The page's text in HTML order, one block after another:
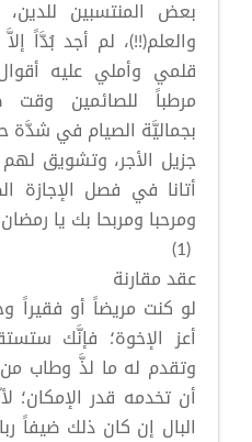
بعض المنتسبين
والعلم(!!)، لم أجد بُدَّاً
قلمي وأملي عليه
مرطباً للصائمين
بجماليَّة الصيام في شدَّة
جزيل الأجر، وتشويق
أتانا في فصل الإجازة
ومرحبا ومربحا بك يا
(1)
عقد مقارنة
لو كنت مريضاً أو
أعز الإخوة؛ فإنَّك
وتقدم له ما لذَّ وطاب من
أن تخدمه قدر الإمكان؛
البال إن كان ذلك ضيفاً